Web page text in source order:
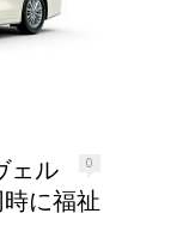
0
ェル
に福祉